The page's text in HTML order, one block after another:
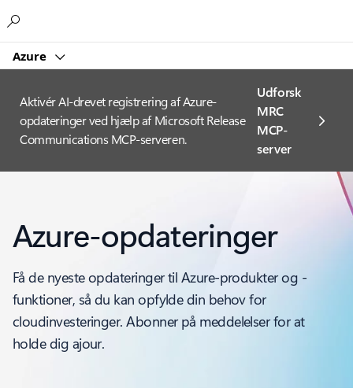
Azure
Aktivér AI-drevet registrering af Azure-
opdateringer ved hjælp af Microsoft Release
Communications MCP-serveren.
Udforsk
MRC
MCP-
server
Azure-opdateringer
Få de nyeste opdateringer til Azure-produkter og -
funktioner, så du kan opfylde din behov for
cloudinvesteringer. Abonner på meddelelser for at
holde dig ajour.